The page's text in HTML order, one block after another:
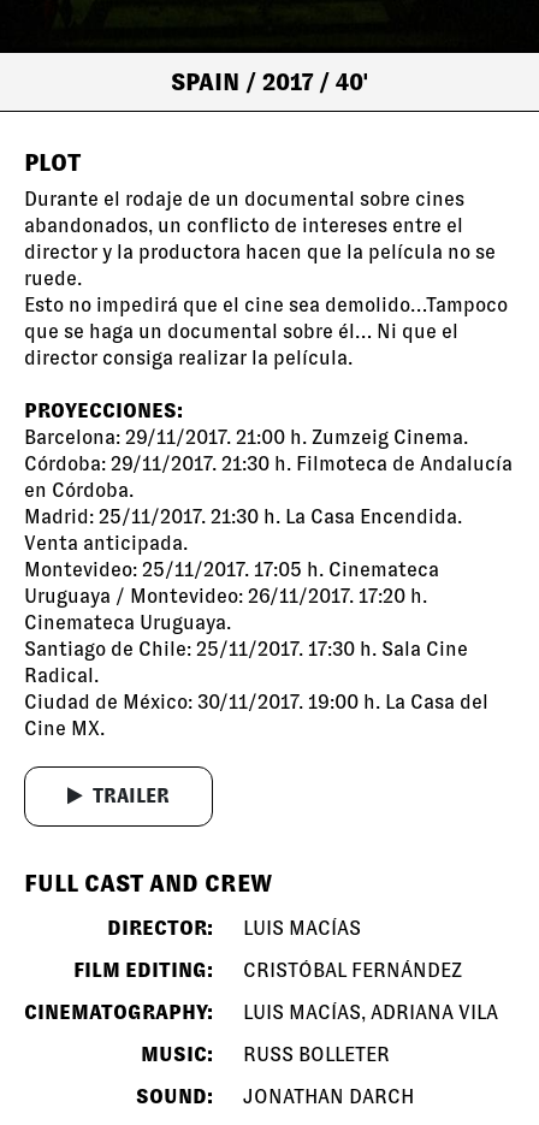
SPAIN / 2017 / 40'
PLOT
Durante el rodaje de un documental sobre cines
abandonados, un conflicto de intereses entre el
director y la productora hacen que la película no se
ruede.
Esto no impedirá que el cine sea demolido…Tampoco
que se haga un documental sobre él… Ni que el
director consiga realizar la película.
PROYECCIONES:
Barcelona: 29/11/2017. 21:00 h. Zumzeig Cinema.
Córdoba: 29/11/2017. 21:30 h. Filmoteca de Andalucía
en Córdoba.
Madrid: 25/11/2017. 21:30 h. La Casa Encendida.
Venta anticipada.
Montevideo: 25/11/2017. 17:05 h. Cinemateca
Uruguaya / Montevideo: 26/11/2017. 17:20 h.
Cinemateca Uruguaya.
Santiago de Chile: 25/11/2017. 17:30 h. Sala Cine
Radical.
Ciudad de México: 30/11/2017. 19:00 h. La Casa del
Cine MX.
TRAILER
FULL CAST AND CREW
DIRECTOR:
LUIS MACÍAS
FILM EDITING:
CRISTÓBAL FERNÁNDEZ
CINEMATOGRAPHY:
LUIS MACÍAS, ADRIANA VILA
MUSIC:
RUSS BOLLETER
SOUND:
JONATHAN DARCH